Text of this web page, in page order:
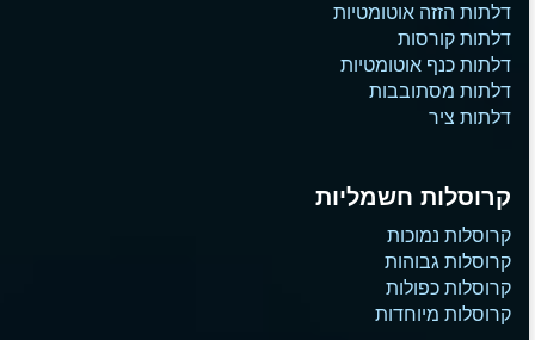
דלתות הזזה אוטומטיות
דלתות קורסות
דלתות כנף אוטומטיות
דלתות מסתובבות
דלתות ציר
קרוסלות חשמליות
קרוסלות נמוכות
קרוסלות גבוהות
קרוסלות כפולות
קרוסלות מיוחדות